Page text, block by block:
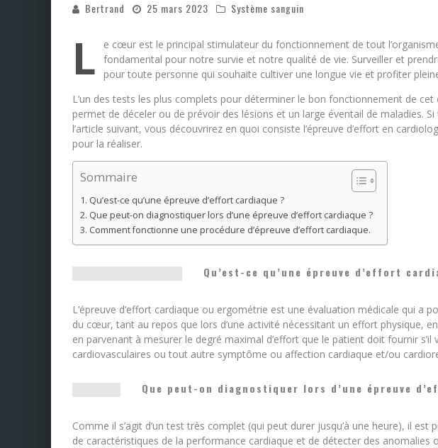
Bertrand 25 mars 2023 Système sanguin
L
e cœur est le principal stimulateur du fonctionnement de tout
fondamental pour notre survie et notre qualité de vie. Surveiller et
pour toute personne qui souhaite cultiver une longue vie et profiter
L’un des tests les plus complets pour déterminer le bon fonctionnement de cet
permet de déceler ou de prévoir des lésions et un large éventail de maladies.
l’article suivant, vous découvrirez en quoi consiste l’épreuve d’effort en
pour la réaliser.
Sommaire
Qu’est-ce qu’une épreuve d’effort cardiaque ?
Que peut-on diagnostiquer lors d’une épreuve d’effort cardiaque ?
Comment fonctionne une procédure d’épreuve d’effort cardiaque.
Qu’est-ce qu’une épreuve d’effort
L’épreuve d’effort cardiaque ou ergométrie est une évaluation médicale qui a
du cœur, tant au repos que lors d’une activité nécessitant un effort physique,
en parvenant à mesurer le degré maximal d’effort que le patient doit fournir s’il
cardiovasculaires ou tout autre symptôme ou affection cardiaque et/ou
Que peut-on diagnostiquer lors d’une épreuve
Comme il s’agit d’un test très complet (qui peut durer jusqu’à une heure), il est
de caractéristiques de la performance cardiaque et de détecter des anomalies